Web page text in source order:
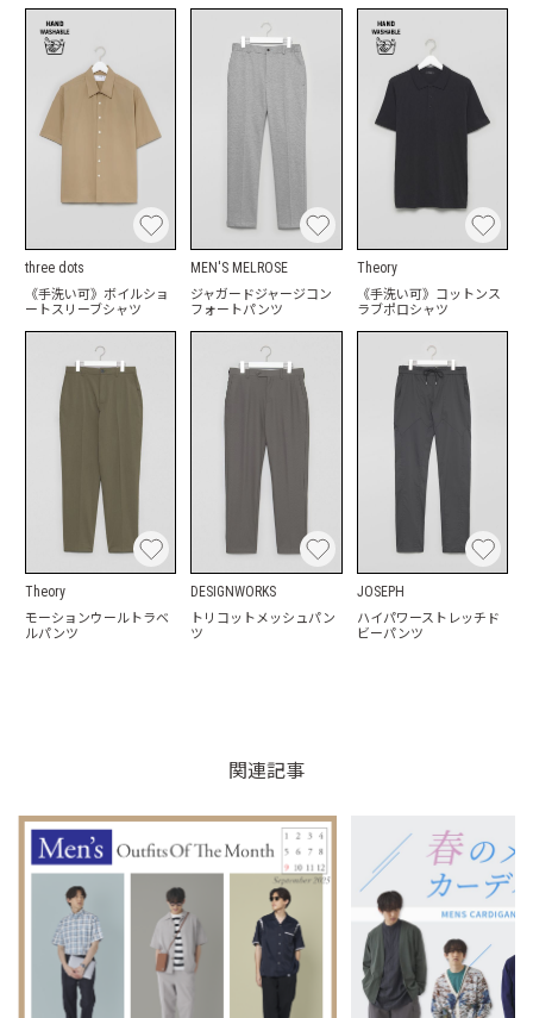
three dots
《手洗い可》ボイルショ
ートスリーブシャツ
MEN'S MELROSE
ジャガードジャージコン
フォートパンツ
Theory
《手洗い可》コットンス
ラブポロシャツ
Theory
モーションウールトラベ
ルパンツ
DESIGNWORKS
トリコットメッシュパン
ツ
JOSEPH
ハイパワーストレッチド
ビーパンツ
関連記事